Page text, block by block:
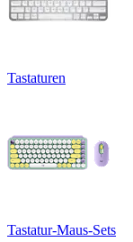
Tastaturen
Tastatur-Maus-Sets